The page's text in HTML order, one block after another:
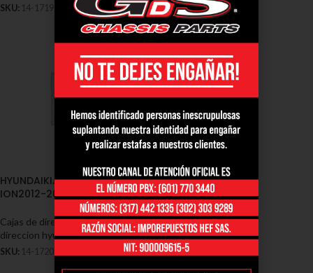
SKU: 14-1719 SKU:14-1705
HYUNDAIKIA PICANTO
ION2012-2016
Cajas de dirección - Hyundai,Caja
direccion hyundai picanto,Hyundai
SKU: 14-1720